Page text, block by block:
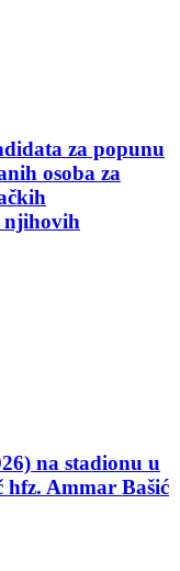
za popunu
osoba za
njihovih
na stadionu u
hfz. Ammar Bašić